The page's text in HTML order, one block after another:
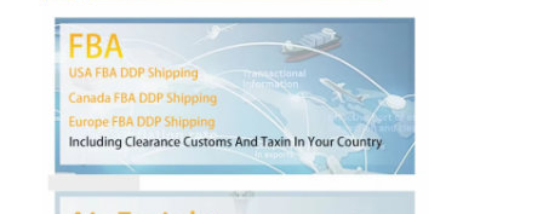
O nas
Wycieczka po fabryce
Kontrola jakości
Skontaktuj się z nami